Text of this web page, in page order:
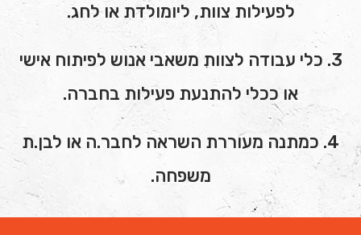
לפעילות צוות, ליומולדת או לחג.
3. כלי עבודה לצוות משאבי אנוש לפיתוח אישי
או ככלי להתנעת פעילות בחברה.
4. כמתנה מעוררת השראה לחבר.ה או לבן.ת
משפחה.